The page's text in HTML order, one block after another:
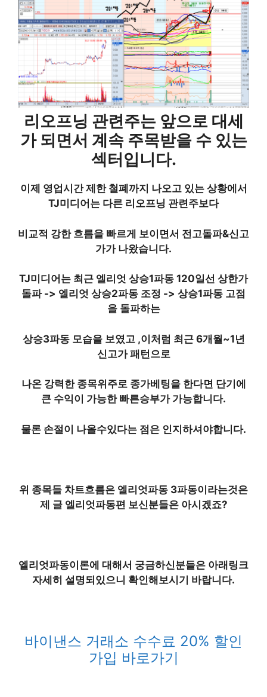
​리오프닝 관련주는 앞으로 대세
가 되면서 계속 주목받을 수 있는
섹터입니다.
이제 영업시간 제한 철폐까지 나오고 있는 상황에서
TJ미디어는 다른 리오프닝 관련주보다
비교적 강한 흐름을 빠르게 보이면서 전고돌파&신고
가가 나왔습니다.
TJ미디어 는 최근 엘리엇 상승1파동 120일선 상한가
돌파 -> 엘리엇 상승2파동 조정 -> 상승1파동 고점
을 돌파하는
상승3파동 모습을 보였고 ,이처럼 최근 6개월~1년
신고가 패턴으로
나온 강력한 종목위주로 종가베팅을 한다면 단기에
큰 수익이 가능한 빠른승부가 가능합니다.
물론 손절이 나올수있다는 점은 인지하셔야합니다.
위 종목들 차트흐름은 엘리엇파동 3파동이라는것은
제 글 엘리엇파동편 보신분들은 아시겠죠?
엘리엇파동이론에 대해서 궁금하신분들은 아래링크
자세히 설명되있으니 확인해보시기 바랍니다.
바이낸스 거래소 수수료 20% 할인
가입 바로가기